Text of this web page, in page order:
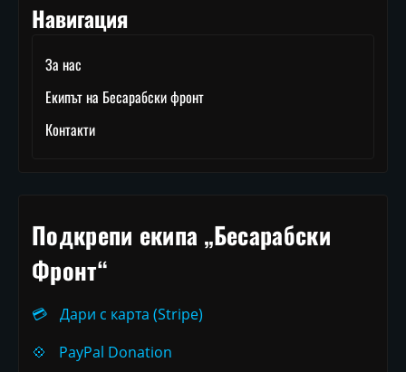
Навигация
За нас
Екипът на Бесарабски фронт
Контакти
Подкрепи екипа „Бесарабски
Фронт“
💳
Дари с карта (Stripe)
💠
PayPal Donation